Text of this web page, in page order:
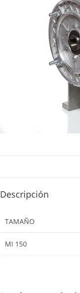
Descripción
TAMAÑO
MI 150